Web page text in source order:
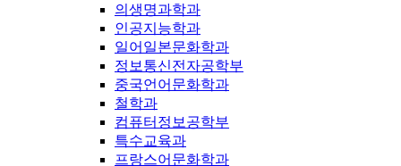
의생명과학과
인공지능학과
일어일본문화학과
정보통신전자공학부
중국언어문화학과
철학과
컴퓨터정보공학부
특수교육과
프랑스어문화학과